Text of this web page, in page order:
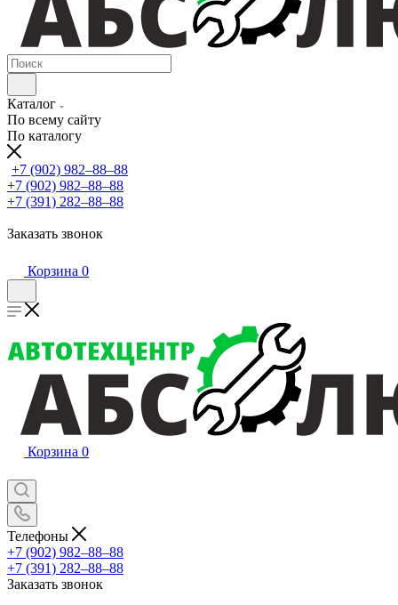
Каталог
По всему сайту
По каталогу
+7 (902) 982‒88‒88
+7 (902) 982‒88‒88
+7 (391) 282‒88‒88
Заказать звонок
Корзина 0
Корзина 0
Телефоны
+7 (902) 982‒88‒88
+7 (391) 282‒88‒88
Заказать звонок